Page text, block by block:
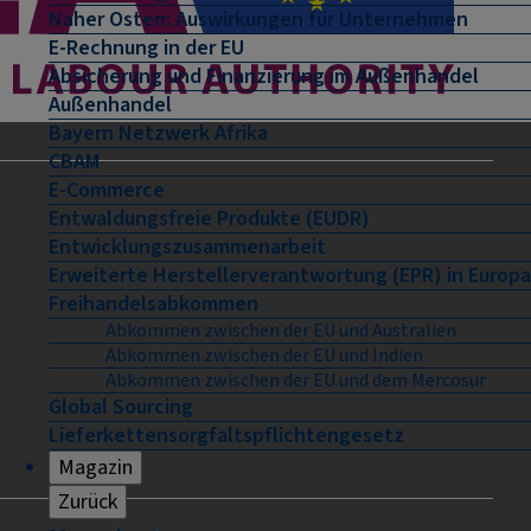
Naher Osten: Auswirkungen für Unternehmen
E-Rechnung in der EU
Absicherung und Finanzierung im Außenhandel
Außenhandel
Bayern Netzwerk Afrika
CBAM
E-Commerce
Entwaldungsfreie Produkte (EUDR)
Entwicklungszusammenarbeit
Erweiterte Herstellerverantwortung (EPR) in Europa
Freihandelsabkommen
Abkommen zwischen der EU und Australien
Abkommen zwischen der EU und Indien
Abkommen zwischen der EU und dem Mercosur
Global Sourcing
Lieferkettensorgfaltspflichtengesetz
Magazin
Zurück